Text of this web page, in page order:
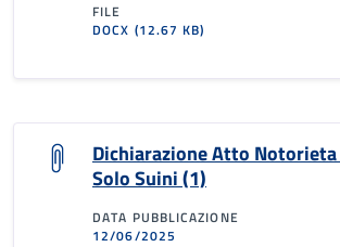
FILE
DOCX (12.67 KB)
Dichiarazione Atto Notorieta
Solo Suini (1)
DATA PUBBLICAZIONE
12/06/2025